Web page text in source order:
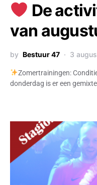
De
van
by Bestuur 47 3
Zomertrainingen:
donderdag is er een